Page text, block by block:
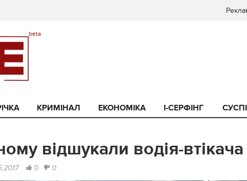
КРИМІНАЛ ЕКОНОМІКА I-СЕРФІНГ
відшукали водія-втікача
0 0